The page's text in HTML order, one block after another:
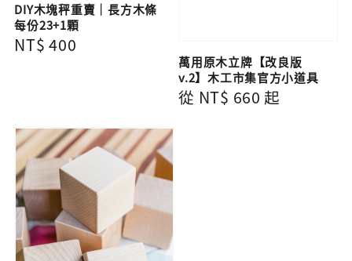
DIY木塊秤重賣｜長方木條
每份23+1顆
Regular
NT$ 400
萬用原木立牌【改良版
v.2】木工市集官方小道具
Regular
從 NT$ 660 起